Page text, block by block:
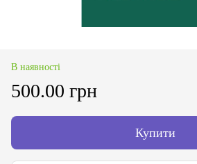
В наявності
500.00 грн
Купити